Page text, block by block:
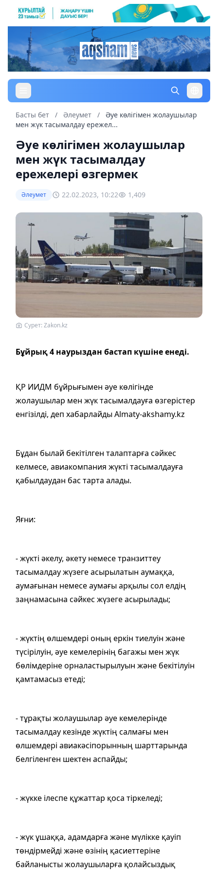
Басты бет / Әлеумет /
Әуе көлігімен жолаушылар
мен жүк тасымалдау ережел...
Әуе көлігімен жолаушылар
мен жүк тасымалдау
ережелері өзгермек
Әлеумет 22.02.2023, 10:22 1,409
Сурет: Zakon.kz
Бұйрық 4 наурыздан бастап күшіне енеді.
ҚР ИИДМ бұйрығымен әуе көлігінде
жолаушылар мен жүк тасымалдауға өзгерістер
енгізілді, деп хабарлайды Almaty-akshamy.kz
Бұдан былай бекітілген талаптарға сәйкес
келмесе, авиакомпания жүкті тасымалдауға
қабылдаудан бас тарта алады.
Яғни:
- жүкті әкелу, әкету немесе транзиттеу
тасымалдау жүзеге асырылатын аумаққа,
аумағынан немесе аумағы арқылы сол елдің
заңнамасына сәйкес жүзеге асырылады;
- жүктің өлшемдері оның еркін тиелуін және
түсірілуін, әуе кемелерінің багажы мен жүк
бөлімдеріне орналастырылуын және бекітілуін
қамтамасыз етеді;
- тұрақты жолаушылар әуе кемелерiнде
тасымалдау кезiнде жүктiң салмағы мен
өлшемдерi авиакәсiпорынның шарттарында
белгiленген шектен аспайды;
- жүкке ілеспе құжаттар қоса тіркеледі;
- жүк ұшаққа, адамдарға және мүлікке қауіп
төндірмейді және өзінің қасиеттеріне
байланысты жолаушыларға қолайсыздық